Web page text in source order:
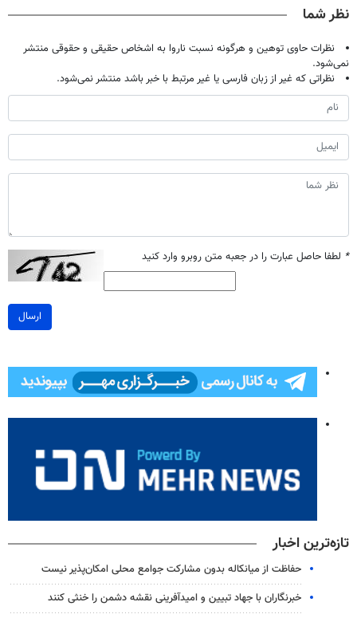
با40%تخفیف)
نظر شما
نظرات حاوی توهین و هرگونه نسبت ناروا به اشخاص حقیقی و حقوقی منتشر
نمی‌شود.
نظراتی که غیر از زبان فارسی یا غیر مرتبط با خبر باشد منتشر نمی‌شود.
* لطفا حاصل عبارت را در جعبه متن روبرو وارد کنید
ارسال
تازه‌ترین اخبار
حفاظت از میانکاله بدون مشارکت جوامع محلی امکان‌پذیر نیست
خبرنگاران با جهاد تبیین و امیدآفرینی نقشه دشمن را خنثی کنند